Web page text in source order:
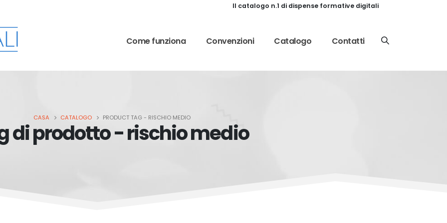
Il catalogo n.1 di dispense formative digitali
Come funziona Convenzioni Catalogo Contatti
CASA CATALOGO PRODUCT TAG - RISCHIO MEDIO
di prodotto - rischio medio